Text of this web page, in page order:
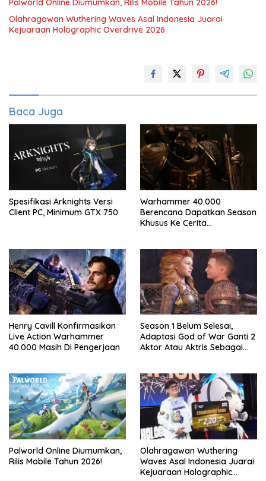
Palworld Online Diumumkan, Rilis Mobile Tahun 2026!
Olahragawan Wuthering Waves Asal Indonesia Juarai
Kejuaraan Holographic Overdrive 2026
Baca Juga
Spesifikasi Arknights Versi
Client PC, Minimum GTX 750
Warhammer 40.000
Berencana Dapatkan Season
Khusus Ke Cerita
Henry Cavill Konfirmasikan
Live Action Warhammer
40.000 Masih Di Pengerjaan
Season 1 Belum Selesai,
Adaptasi God of War Ganti 2
Aktor Atau Aktris Sebagai
Palworld Online Diumumkan,
Rilis Mobile Tahun 2026!
Olahragawan Wuthering
Waves Asal Indonesia Juarai
Kejuaraan Holographic